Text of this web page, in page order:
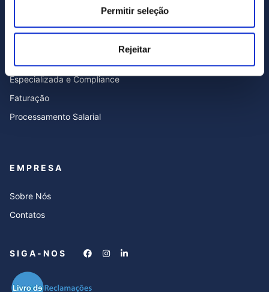
Permitir seleção
Rejeitar
Serviços de Consultoria
Especializada e Compliance
Faturação
Processamento Salarial
RECURSOS
Blog
FAQ’s
EMPRESA
Sobre Nós
Contatos
SIGA-NOS